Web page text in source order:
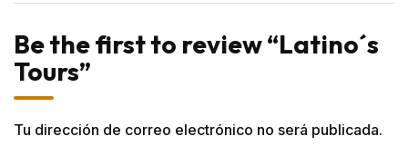
Be the first to review “Latino´s
Tours”
Tu dirección de correo electrónico no será publicada.